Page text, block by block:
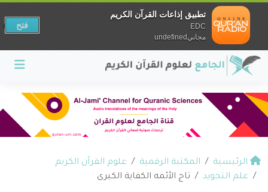
الرئيسية المكتبة الرقمية
علوم القرآن الكريم
علم التجويد
تاج الأئمه الكفاية الكبرى
تطبيق إذاعات القرآن الكريم
EDC
مجانيundefined
فتح